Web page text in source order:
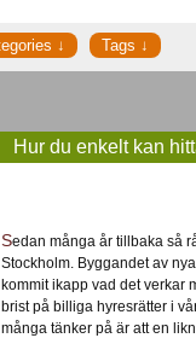
Hur du enkelt kan
Sedan många år tillbaka så råder bostadsbrist i
Stockholm. Byggandet av
kommit ikapp vad det verkar
brist på billiga hyresrätter i
många tänker på är att en